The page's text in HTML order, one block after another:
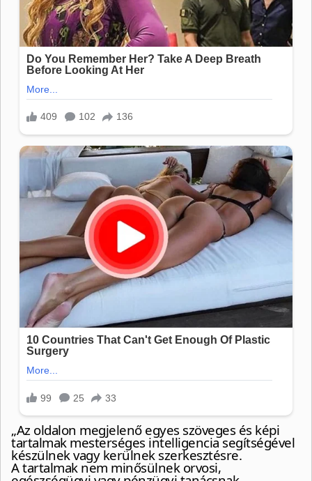
„Az oldalon megjelenő egyes szöveges és képi
tartalmak mesterséges intelligencia segítségével
készülnek vagy kerülnek szerkesztésre.
A tartalmak nem minősülnek orvosi,